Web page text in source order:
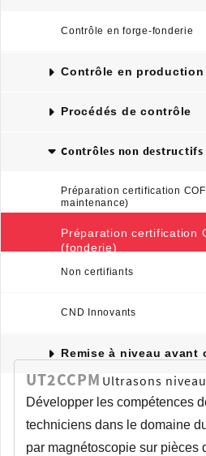
Contrôle en forge-fonderie
Contrôle en production
Procédés de contrôle
Contrôles non destructifs
Préparation certification
maintenance)
Préparation certification
(fonderie)
Non certifiants
CND Innovants
Remise à niveau avant
UT2CCPM Ultrasons
Développer les compétences
techniciens dans le domaine
par magnétoscopie sur pièces